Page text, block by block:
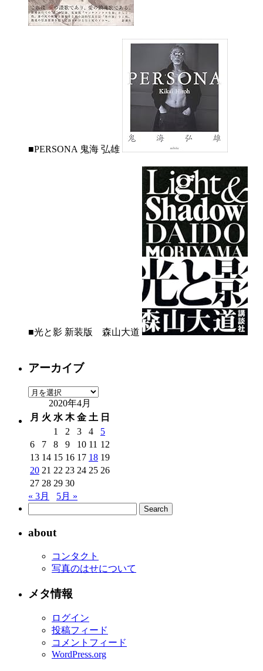
■PERSONA 鬼海 弘雄
■光と影 新装版 森山大道
アーカイブ
ア
カ
ブ
2020年4月
月 火 水 木 金 土 日
1
2 3 4
5
6
7 8 9 10 11 12
13 14 15 16 17 18 19
20 21 22 23 24 25 26
27 28 29 30
« 3月
5月 »
about
コンタクト
写真のはせについて
メタ情報
ログイン
投稿フィード
コメントフィード
WordPress.org